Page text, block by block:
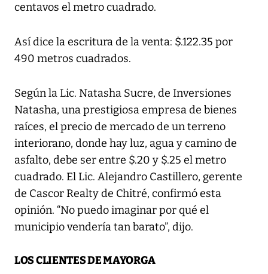
centavos el metro cuadrado.
Así dice la escritura de la venta: $.122.35 por
490 metros cuadrados.
Según la Lic. Natasha Sucre, de Inversiones
Natasha, una prestigiosa empresa de bienes
raíces, el precio de mercado de un terreno
interiorano, donde hay luz, agua y camino de
asfalto, debe ser entre $.20 y $.25 el metro
cuadrado. El Lic. Alejandro Castillero, gerente
de Cascor Realty de Chitré, confirmó esta
opinión. “No puedo imaginar por qué el
municipio vendería tan barato”, dijo.
LOS CLIENTES DE MAYORGA